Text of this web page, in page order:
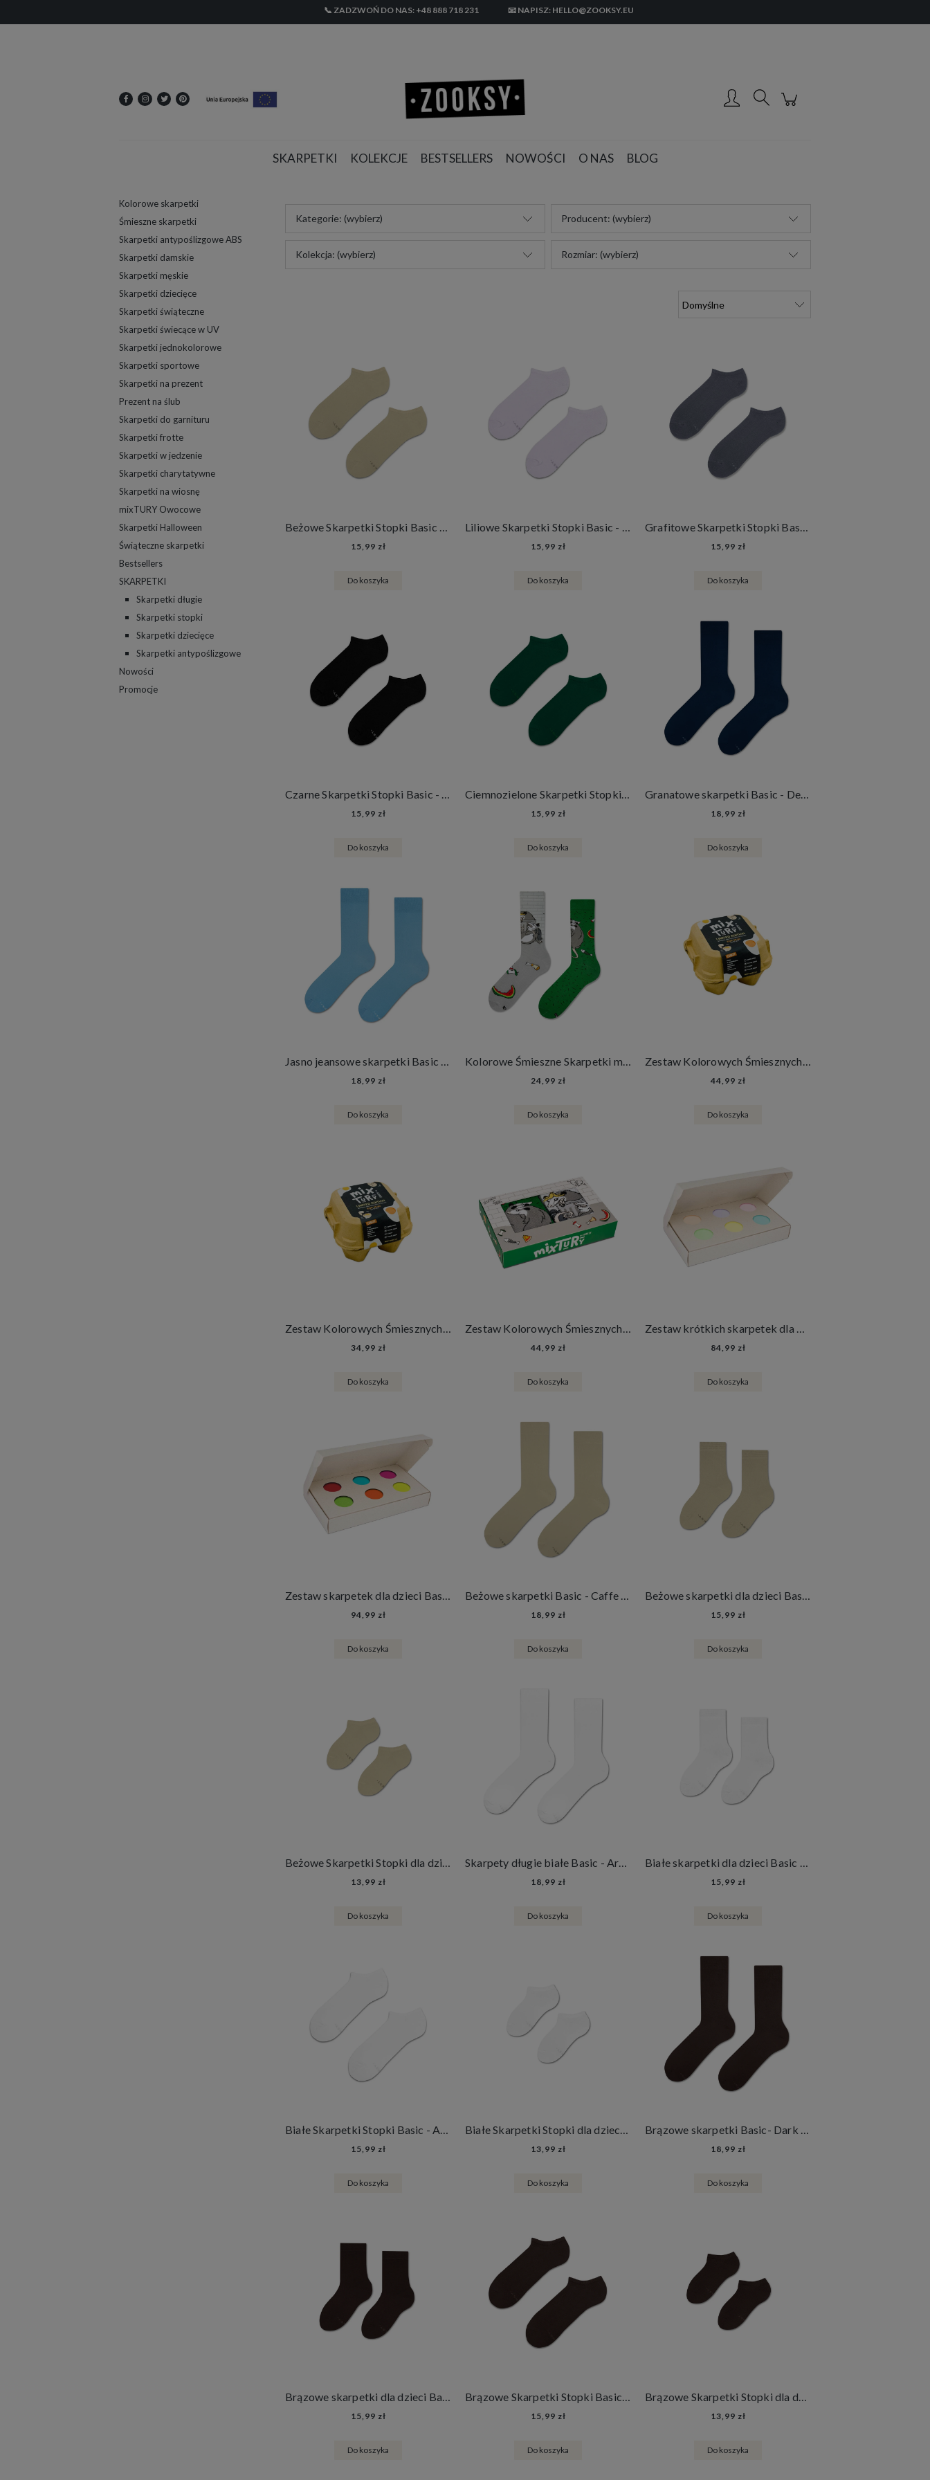
📞 ZADZWOŃ DO NAS: +48 888 718 231 📧 NAPISZ: HELLO@ZOOKSY.EU
SKARPETKI KOLEKCJE BESTSELLERS NOWOŚCI O NAS BLOG
Kolorowe skarpetki
Śmieszne skarpetki
Skarpetki antypoślizgowe ABS
Skarpetki damskie
Skarpetki męskie
Skarpetki dziecięce
Skarpetki świąteczne
Skarpetki świecące w UV
Skarpetki jednokolorowe
Skarpetki sportowe
Skarpetki na prezent
Prezent na ślub
Skarpetki do garnituru
Skarpetki frotte
Skarpetki w jedzenie
Skarpetki charytatywne
Skarpetki na wiosnę
mixTURY Owocowe
Skarpetki Halloween
Świąteczne skarpetki
Bestsellers
SKARPETKI
Skarpetki długie
Skarpetki stopki
Skarpetki dziecięce
Skarpetki antypoślizgowe
Nowości
Promocje
Kategorie: (wybierz) Producent: (wybierz)
Kolekcja: (wybierz) Rozmiar: (wybierz)
Beżowe Skarpetki Stopki Basic - Caffe Latte
15,99 zł
Do koszyka
Liliowe Skarpetki Stopki Basic - French Lavender
15,99 zł
Do koszyka
Grafitowe Skarpetki Stopki Basic- Dark Graphite
15,99 zł
Do koszyka
Czarne Skarpetki Stopki Basic - Black Carbon
15,99 zł
Do koszyka
Ciemnozielone Skarpetki Stopki Basic - Wild Forest
15,99 zł
Do koszyka
Granatowe skarpetki Basic - Deep Navy
18,99 zł
Do koszyka
Jasno jeansowe skarpetki Basic - Blue Sky
18,99 zł
Do koszyka
Kolorowe Śmieszne Skarpetki mixTURY Oposy Długie Damskie Męskie Zwierzęta
24,99 zł
Do koszyka
Zestaw Kolorowych Śmiesznych Skarpetek 2 Pary mixTURY Jajeczne w Wytłaczance Damskie Męskie Długie Jajka Wielkanoc
44,99 zł
Do koszyka
Zestaw Kolorowych Śmiesznych Skarpetek Dziecięcych 2 Pary mixTURY Jajeczne w Wytłaczance Dla Dzieci Długie Jajka Wielkanoc
34,99 zł
Do koszyka
Zestaw Kolorowych Śmiesznych Skarpetek 2 Pary mixTURY Oposy Długie Damskie Męskie Zwierzęta
44,99 zł
Do koszyka
Zestaw krótkich skarpetek dla dzieci Basic - Pastel Box
84,99 zł
Do koszyka
Zestaw skarpetek dla dzieci Basic - Colour Box
94,99 zł
Do koszyka
Beżowe skarpetki Basic - Caffe Latte
18,99 zł
Do koszyka
Beżowe skarpetki dla dzieci Basic - Caffe Latte
15,99 zł
Do koszyka
Beżowe Skarpetki Stopki dla dzieci - Caffe Latte
13,99 zł
Do koszyka
Skarpety długie białe Basic - Arctic Snow
18,99 zł
Do koszyka
Białe skarpetki dla dzieci Basic - Arctic Snow
15,99 zł
Do koszyka
Białe Skarpetki Stopki Basic - Arctic Snow
15,99 zł
Do koszyka
Białe Skarpetki Stopki dla dzieci Basic- Arctic Snow
13,99 zł
Do koszyka
Brązowe skarpetki Basic- Dark Chocolate
18,99 zł
Do koszyka
Brązowe skarpetki dla dzieci Basic - Dark Chocolate
15,99 zł
Do koszyka
Brązowe Skarpetki Stopki Basic - Dark Chocolate
15,99 zł
Do koszyka
Brązowe Skarpetki Stopki dla dzieci Basic - Dark Chocolate
13,99 zł
Do koszyka